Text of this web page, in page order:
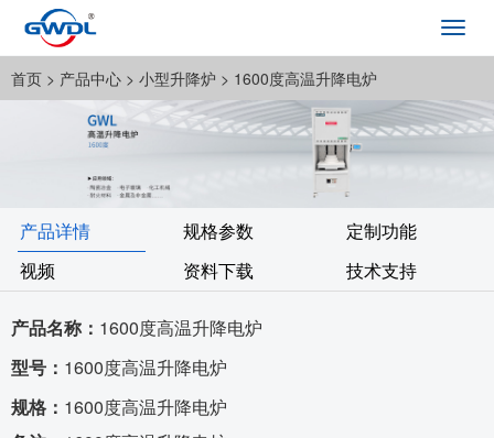
首页 > 产品中心 > 小型升降炉 > 1600度高温升降电炉
产品详情 规格参数
定制功能
视频
资料下载 技术支持
产品名称： 1600度高温升降电炉
型号： 1600度高温升降电炉
规格： 1600度高温升降电炉